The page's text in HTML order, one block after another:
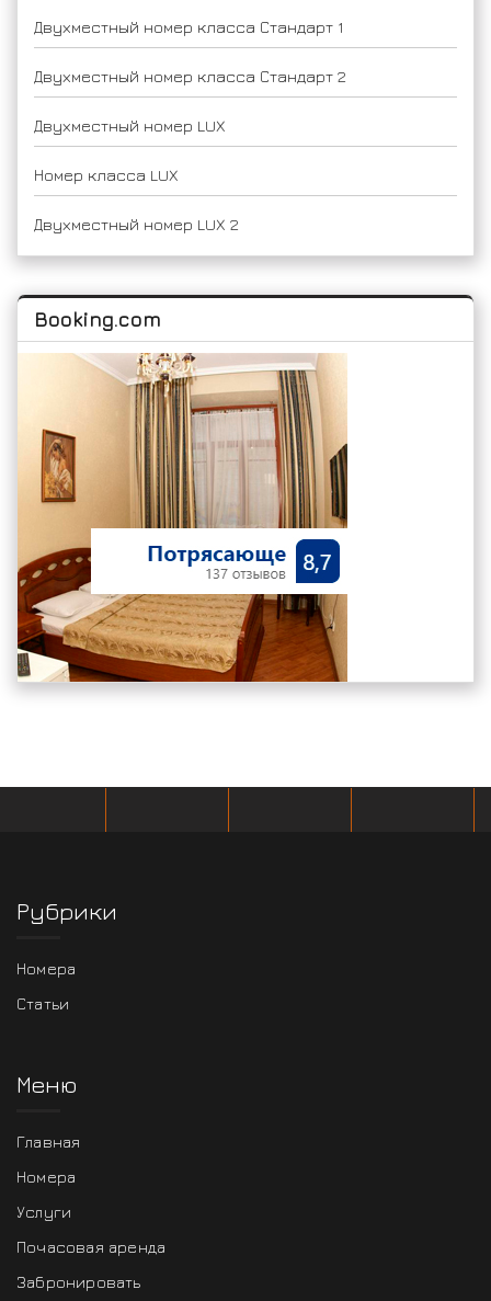
Двухместный номер класса Стандарт 1
Двухместный номер класса Стандарт 2
Двухместный номер LUX
Номер класса LUX
Двухместный номер LUX 2
Booking.com
Рубрики
Номера
Статьи
Меню
Главная
Номера
Услуги
Почасовая аренда
Забронировать